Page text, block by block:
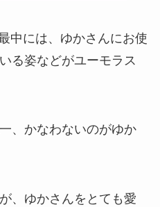
中には、ゆかさんにお使
る姿などがユーモラス
、かなわないのがゆか
、ゆかさんをとても愛